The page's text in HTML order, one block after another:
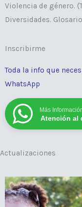
Violencia de género.
Diversidades.
Inscribirme
Toda la info que
WhatsApp
Más
Atención al
Actualizaciones